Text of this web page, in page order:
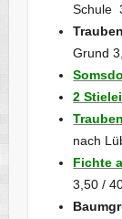
Schule
Grund
2
nach
Fichte
3,50 /